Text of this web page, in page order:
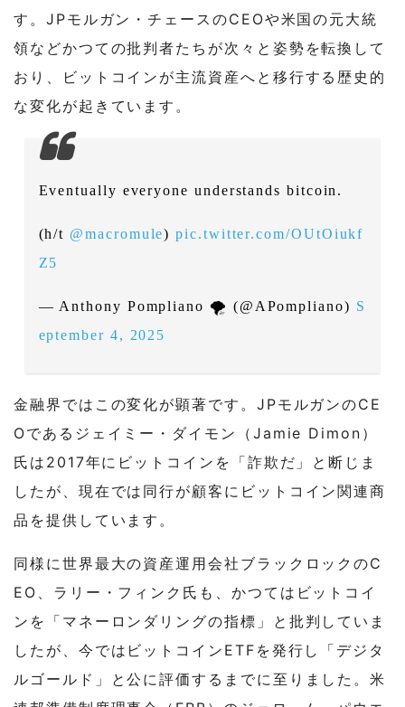
す。JPモルガン・チェースのCEOや米国の元大統
領などかつての批判者たちが次々と姿勢を転換して
おり、ビットコインが主流資産へと移行する歴史的
な変化が起きています。
Eventually everyone understands bitcoin.
(h/t @macromule)pic.twitter.com/OUtOiukf
Z5
— Anthony Pompliano 🌪 (@APompliano) S
eptember 4, 2025
金融界ではこの変化が顕著です。JPモルガンのCE
Oであるジェイミー・ダイモン（Jamie Dimon）
氏は2017年にビットコインを「詐欺だ」と断じま
したが、現在では同行が顧客にビットコイン関連商
品を提供しています。
同様に世界最大の資産運用会社ブラックロックのC
EO、ラリー・フィンク氏も、かつてはビットコイ
ンを「マネーロンダリングの指標」と批判していま
したが、今ではビットコインETFを発行し「デジタ
ルゴールド」と公に評価するまでに至りました。米